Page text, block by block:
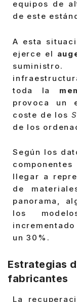
equipos de
de este
A esta
ejerce el
toda la
provoca un
coste de los
de los
Según los
llegar a
de
panorama,
los
un 30%.
Estrategias
fabricantes
La